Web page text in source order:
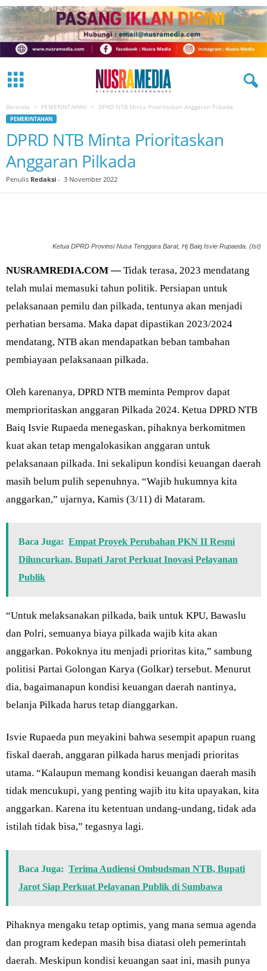
Beranda PEMERINTAHAN DPRD NTB Minta Prioritaskan Anggaran Pilkada
PEMERINTAHAN
DPRD NTB Minta Prioritaskan
Anggaran Pilkada
Penulis Redaksi - 3 November 2022
Ketua DPRD Provinsi Nusa Tenggara Barat, Hj Baiq Isvie Rupaeda. (Ist)
NUSRAMREDIA.COM —Tidak terasa, 2023 mendatang
telah mulai memasuki tahun politik. Persiapan untuk
pelaksanaan pemilu dan pilkada, tentunya akan menjadi
perhatian bersama. Maka dapat dipastikan 2023/2024
mendatang, NTB akan mendapatkan beban tambahan
pembiayaan pelaksanaan pilkada.
Oleh karenanya, DPRD NTB meminta Pemprov dapat
memprioritaskan anggaran Pilkada 2024. Ketua DPRD NTB
Baiq Isvie Rupaeda menegaskan, pihaknya berkomitmen
kuat akan tetap mengalokasikan anggaran untuk
pelaksanaan pilkada. Ini sekalipun kondisi keuangan daerah
masih belum pulih sepenuhnya. “Wajib hukumnya kita
anggarkan,” ujarnya, Kamis (3/11) di Mataram.
Baca Juga: Empat Proyek Perubahan PKN II Resmi
Diluncurkan, Bupati Jarot Perkuat Inovasi Pelayanan
Publik
“Untuk melaksanakan pilkada, baik untuk KPU, Bawaslu
dan Polri, semuanya biaya pilkada wajib kita akan
anggarkan. Pokoknya itu menjadi prioritas kita,” sambung
politisi Partai Golongan Karya (Golkar) tersebut. Menurut
dia, bagaimanapun kondisi keuangan daerah nantinya,
belanja Pilkada harus tetap dianggarkan.
Isvie Rupaeda pun meyakini bahwa sesempit apapun ruang
fiskal daerah, anggaran pilkada harus menjadi prioritas
utama. “Kalaupun memang kondisi keuangan daerah masih
tidak mencukupi, yang penting wajib itu kita upayakan, kita
anggarkan. Karena itu ketentuan undang-undang, tidak ada
istilah tidak bisa,” tegasnya lagi.
Baca Juga: Terima Audiensi Ombudsman NTB, Bupati
Jarot Siap Perkuat Pelayanan Publik di Sumbawa
Pihaknya mengaku tetap optimis, yang mana semua agenda
dan program kedepan masih bisa diatasi oleh pemerintah
daerah. Meskipun kondisi keuangan saat ini, masih punya